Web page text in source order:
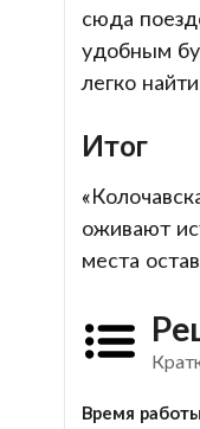
сюда
удобным
легко
Итог
оживают
места
Время работы